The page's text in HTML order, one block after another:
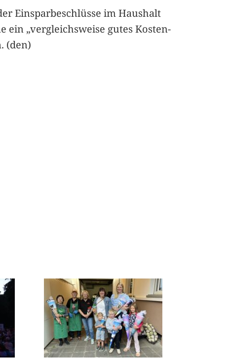
Einsparbeschlüsse im Haushalt
ein „vergleichsweise gutes Kosten-
(den)